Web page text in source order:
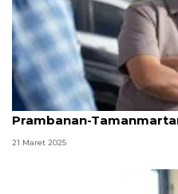
Pemkab Sleman
Prambanan-
21 Maret 2025